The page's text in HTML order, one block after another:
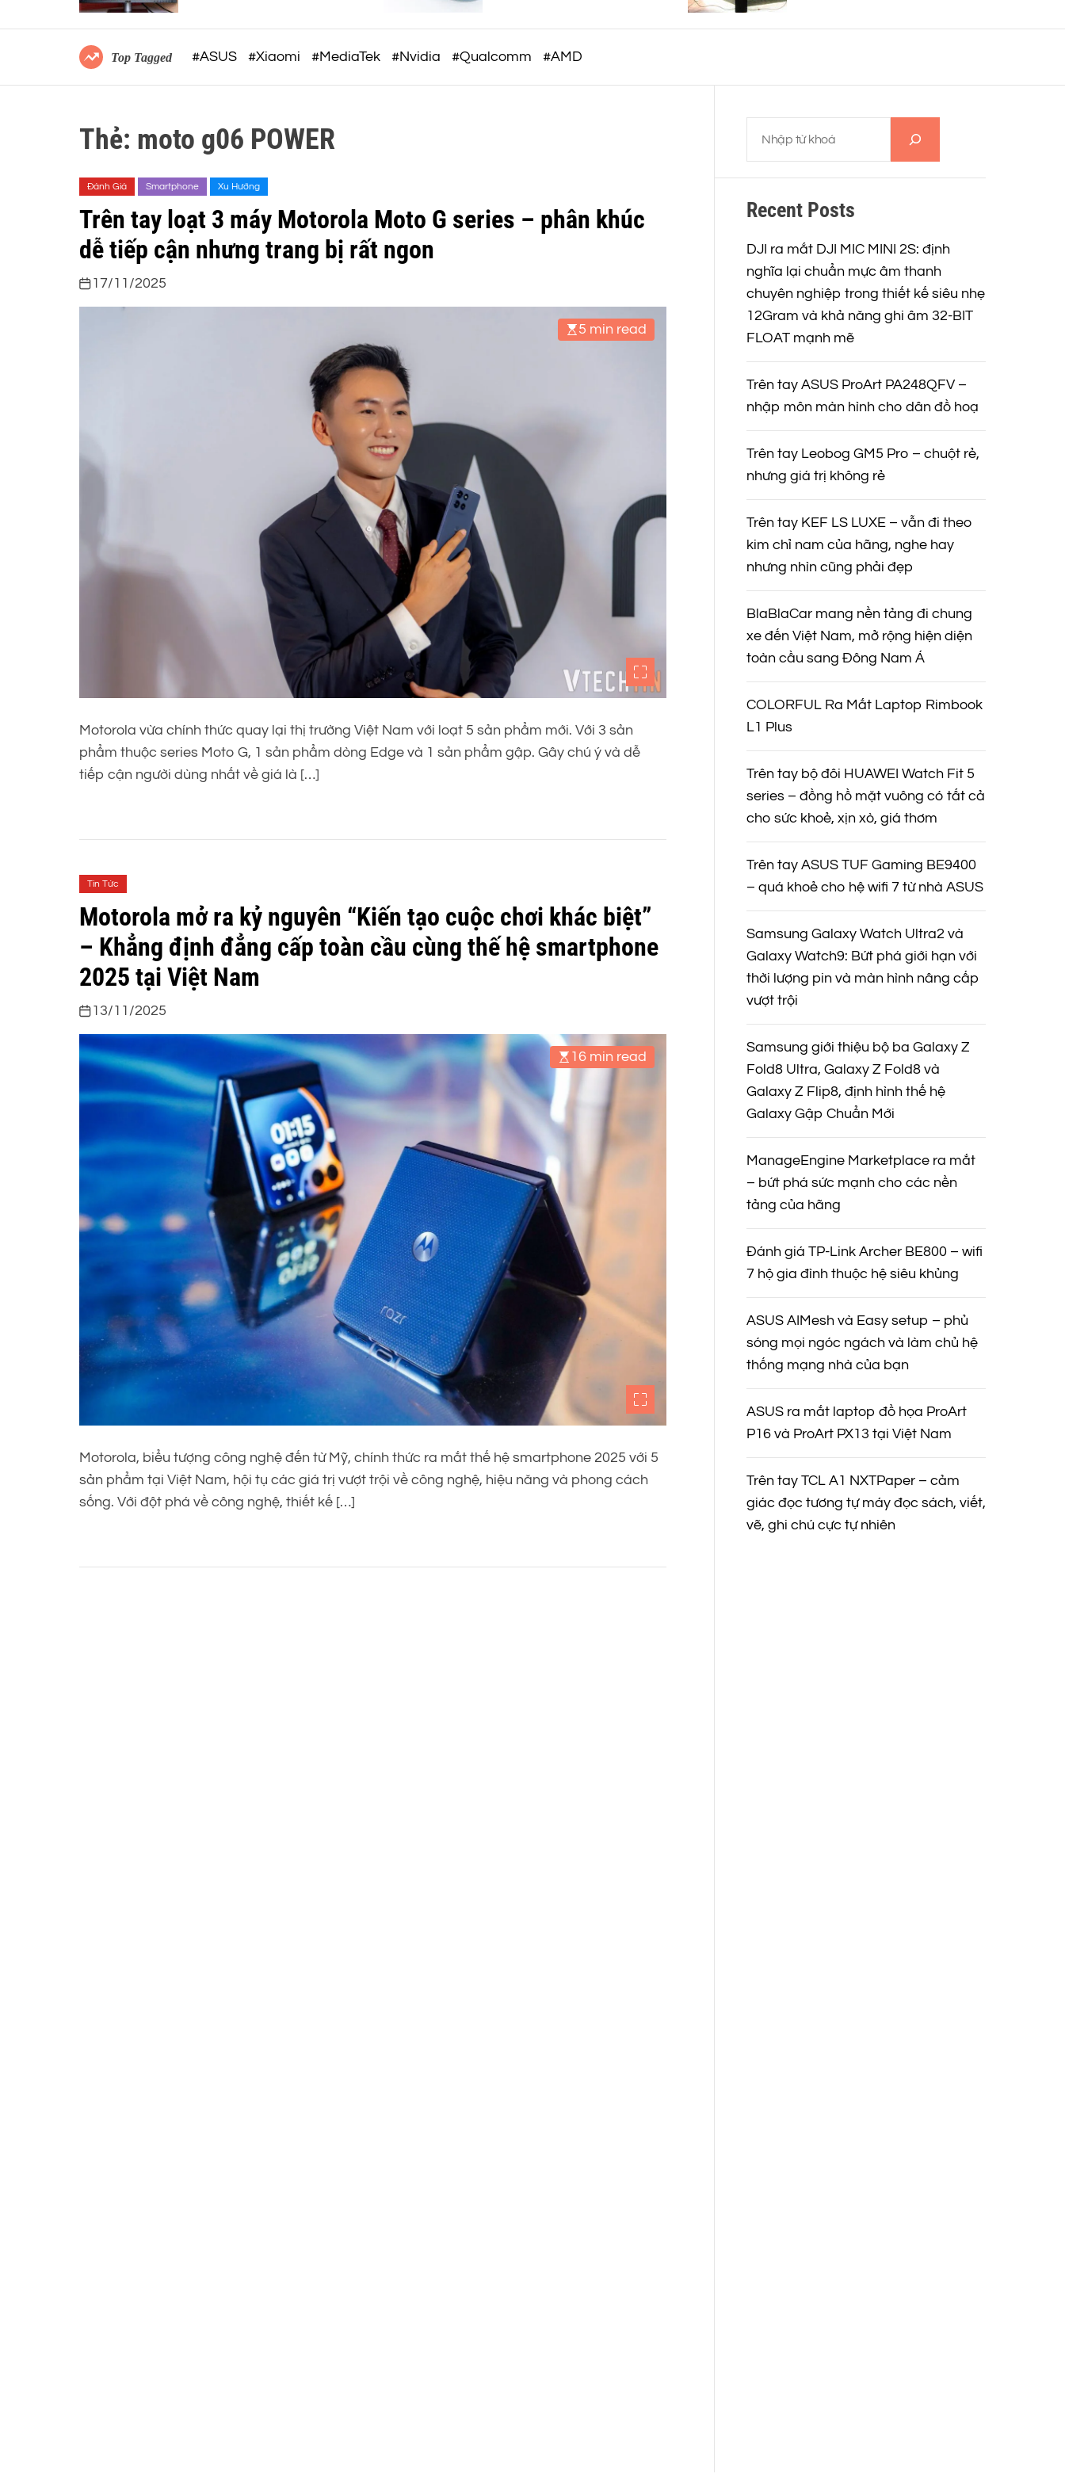
o
m
r
d
FLOAT
phải đẹp
Top Tagged #ASUS #Xiaomi #MediaTek #Nvidia #Qualcomm #AMD
Thẻ: moto g06 POWER
Đánh Giá Smartphone Xu Hướng
Trên tay loạt 3 máy Motorola Moto G series – phân khúc
dễ tiếp cận nhưng trang bị rất ngon
17/11/2025
5 min read
Motorola vừa chính thức quay lại thị trường Việt Nam với loạt 5 sản phẩm mới. Với 3 sản
phẩm thuộc series Moto G, 1 sản phẩm dòng Edge và 1 sản phẩm gập. Gây chú ý và dễ
tiếp cận người dùng nhất về giá là […]
Tin Tức
Motorola mở ra kỷ nguyên “Kiến tạo cuộc chơi khác biệt”
– Khẳng định đẳng cấp toàn cầu cùng thế hệ smartphone
2025 tại Việt Nam
13/11/2025
16 min read
Motorola, biểu tượng công nghệ đến từ Mỹ, chính thức ra mắt thế hệ smartphone 2025 với 5
sản phẩm tại Việt Nam, hội tụ các giá trị vượt trội về công nghệ, hiệu năng và phong cách
sống. Với đột phá về công nghệ, thiết kế […]
m
i
m
Recent Posts
DJI ra mắt DJI MIC MINI 2S: định
nghĩa lại chuẩn mực âm thanh
chuyên nghiệp trong thiết kế siêu nhẹ
12Gram và khả năng ghi âm 32-BIT
FLOAT mạnh mẽ
Trên tay ASUS ProArt PA248QFV –
nhập môn màn hình cho dân đồ hoạ
Trên tay Leobog GM5 Pro – chuột rẻ,
nhưng giá trị không rẻ
Trên tay KEF LS LUXE – vẫn đi theo
kim chỉ nam của hãng, nghe hay
nhưng nhìn cũng phải đẹp
BlaBlaCar mang nền tảng đi chung
xe đến Việt Nam, mở rộng hiện diện
toàn cầu sang Đông Nam Á
COLORFUL Ra Mắt Laptop Rimbook
L1 Plus
Trên tay bộ đôi HUAWEI Watch Fit 5
series – đồng hồ mặt vuông có tất cả
cho sức khoẻ, xịn xò, giá thơm
Trên tay ASUS TUF Gaming BE9400
– quá khoẻ cho hệ wifi 7 từ nhà ASUS
Samsung Galaxy Watch Ultra2 và
Galaxy Watch9: Bứt phá giới hạn với
thời lượng pin và màn hình nâng cấp
vượt trội
Samsung giới thiệu bộ ba Galaxy Z
Fold8 Ultra, Galaxy Z Fold8 và
Galaxy Z Flip8, định hình thế hệ
Galaxy Gập Chuẩn Mới
ManageEngine Marketplace ra mắt
– bứt phá sức mạnh cho các nền
tảng của hãng
Đánh giá TP-Link Archer BE800 – wifi
7 hộ gia đình thuộc hệ siêu khủng
ASUS AIMesh và Easy setup – phủ
sóng mọi ngóc ngách và làm chủ hệ
thống mạng nhà của bạn
ASUS ra mắt laptop đồ họa ProArt
P16 và ProArt PX13 tại Việt Nam
Trên tay TCL A1 NXTPaper – cảm
giác đọc tương tự máy đọc sách, viết,
vẽ, ghi chú cực tự nhiên